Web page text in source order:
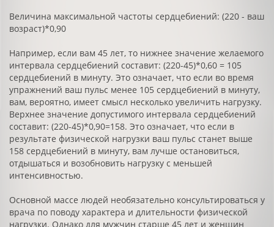
Величина максимальной частоты сердцебиений: (220 - ваш
возраст)*0,90
Например, если вам 45 лет, то нижнее значение желаемого
интервала сердцебиений составит: (220-45)*0,60 = 105
сердцебиений в минуту. Это означает, что если во время
упражнений ваш пульс менее 105 сердцебиений в минуту,
вам, вероятно, имеет смысл несколько увеличить нагрузку.
Верхнее значение допустимого интервала сердцебиений
составит: (220-45)*0,90=158. Это означает, что если в
результате физической нагрузки ваш пульс станет выше
158 сердцебиений в минуту, вам лучше остановиться,
отдышаться и возобновить нагрузку с меньшей
интенсивностью.
Основной массе людей необязательно консультироваться у
врача по поводу характера и длительности физической
нагрузки. Однако для мужчин старше 45 лет и женщин